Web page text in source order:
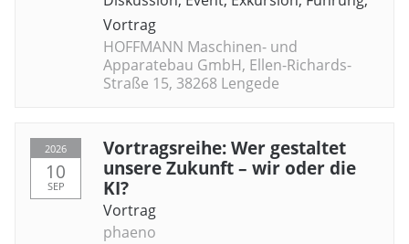
Vortrag
HOFFMANN Maschinen- und
Apparatebau GmbH, Ellen-Richards-
Straße 15, 38268 Lengede
2026
10
SEP
Vortragsreihe: Wer gestaltet
unsere Zukunft – wir oder die
KI?
Vortrag
phaeno